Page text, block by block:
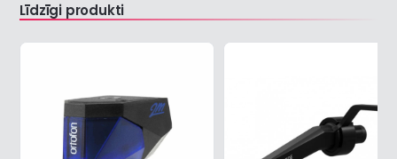
Līdzīgi produkti